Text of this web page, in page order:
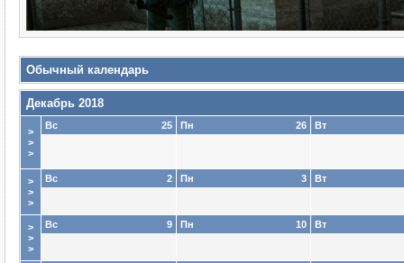
Обычный календарь
Декабрь 2018
>
>
>
25
Вс 26
Пн Вт
>
>
>
2
Вс 3
Пн Вт
>
>
>
9
Вс 10
Пн Вт